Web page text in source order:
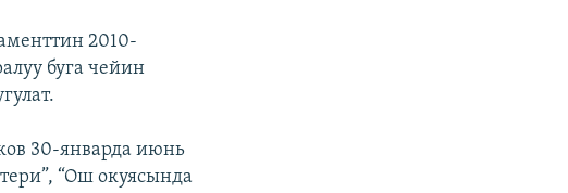
2010-
буга чейин
30-январда июнь
“Ош окуясында